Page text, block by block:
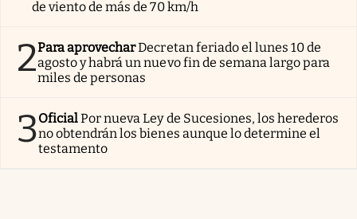
de viento de más de 70 km/h
2Para aprovecharDecretan feriado el lunes 10 de
agosto y habrá un nuevo fin de semana largo para
miles de personas
3OficialPor nueva Ley de Sucesiones, los herederos
no obtendrán los bienes aunque lo determine el
testamento